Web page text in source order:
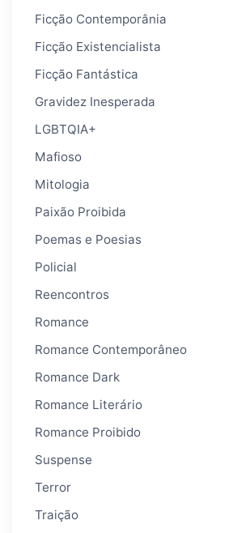
Ficção Contemporânia
Ficção Existencialista
Ficção Fantástica
Gravidez Inesperada
LGBTQIA+
Mafioso
Mitologia
Paixão Proibida
Poemas e Poesias
Policial
Reencontros
Romance
Romance Contemporâneo
Romance Dark
Romance Literário
Romance Proibido
Suspense
Terror
Traição